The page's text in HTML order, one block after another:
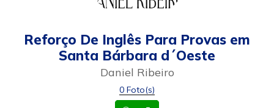
Reforço De Inglês Para Provas em
Santa Bárbara d´Oeste
Daniel Ribeiro
0 Foto(s)